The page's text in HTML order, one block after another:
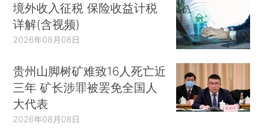
境外收入征税 保险收益计税
详解(含视频)
2026年08月08日
贵州山脚树矿难致16人死亡近
三年 矿长涉罪被罢免全国人
大代表
2026年08月08日